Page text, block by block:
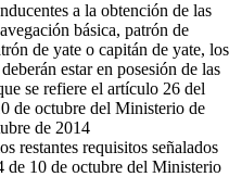
a la obtención de las
básica, patrón de
de yate o capitán de yate, los
estar en posesión de las
se refiere el artículo 26 del
de octubre del Ministerio de
de 2014
restantes requisitos señalados
de 10 de octubre del Ministerio